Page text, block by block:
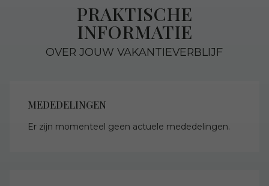
PRAKTISCHE
INFORMATIE
OVER JOUW VAKANTIEVERBLIJF
MEDEDELINGEN
Er zijn momenteel geen actuele mededelingen.